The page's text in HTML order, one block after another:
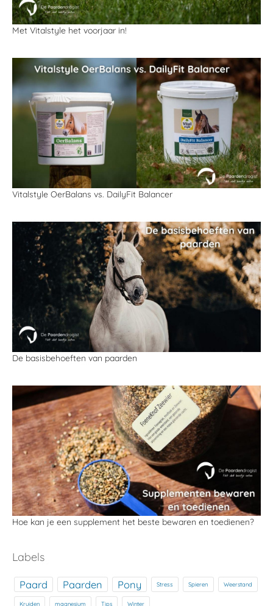
Met Vitalstyle het voorjaar in!
Vitalstyle OerBalans vs. DailyFit Balancer
De basisbehoeften van paarden
Hoe kan je een supplement het beste bewaren en toedienen?
Labels
Paard Paarden Pony Stress Spieren Weerstand
Kruiden magnesium Tips Winter